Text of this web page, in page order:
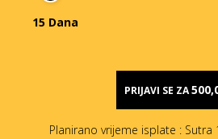
15 Dana
PRIJAVI SE ZA
Planirano vrijeme isplate : Sutra